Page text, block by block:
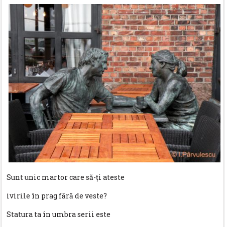
Sunt unic martor care să-ţi ateste
ivirile în prag fără de veste?
Statura ta în umbra serii este